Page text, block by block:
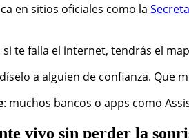
en sitios oficiales como la
si te falla el internet, tendrás el
a alguien de confianza. Que
: muchos bancos o apps como
vivo sin perder la